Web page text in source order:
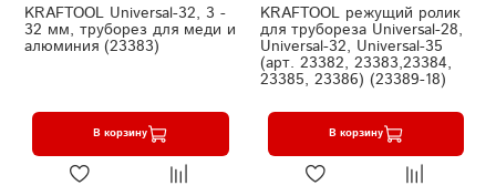
KRAFTOOL Universal-32, 3 -
32 мм, труборез для меди и
алюминия (23383)
В корзину
KRAFTOOL режущий ролик
для трубореза Universal-28,
Universal-32, Universal-35
(арт. 23382, 23383,23384,
23385, 23386) (23389-18)
В корзину